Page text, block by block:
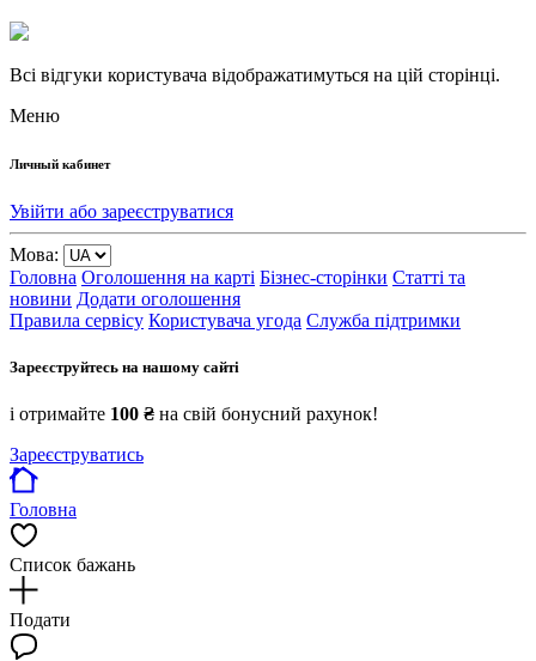
Всі відгуки користувача відображатимуться на цій сторінці.
Меню
Личный кабинет
Увійти або зареєструватися
Мова:
Головна Оголошення на карті Бізнес-сторінки Статті та
новини Додати оголошення
Правила сервісу Користувача угода Служба підтримки
Зареєструйтесь на нашому сайті
і отримайте 100 ₴ на свій бонусний рахунок!
Зареєструватись
Головна
Список бажань
Подати